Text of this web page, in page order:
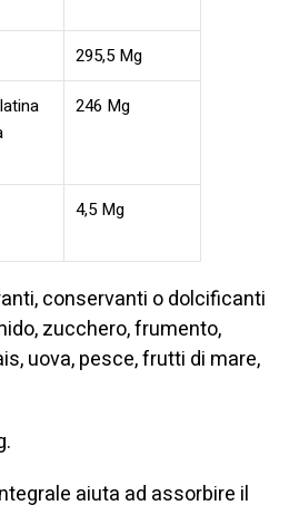
295,5 Mg
246 Mg
4,5 Mg
conservanti o dolcificanti
zucchero, frumento,
uova, pesce, frutti di mare,
aiuta ad assorbire il